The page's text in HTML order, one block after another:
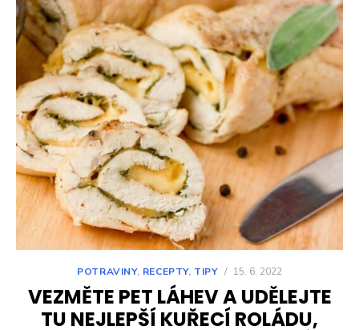
POTRAVINY, RECEPTY, TIPY / 15. 6. 2022
VEZMĚTE PET LÁHEV A UDĚLEJTE
TU NEJLEPŠÍ KUŘECÍ ROLÁDU,